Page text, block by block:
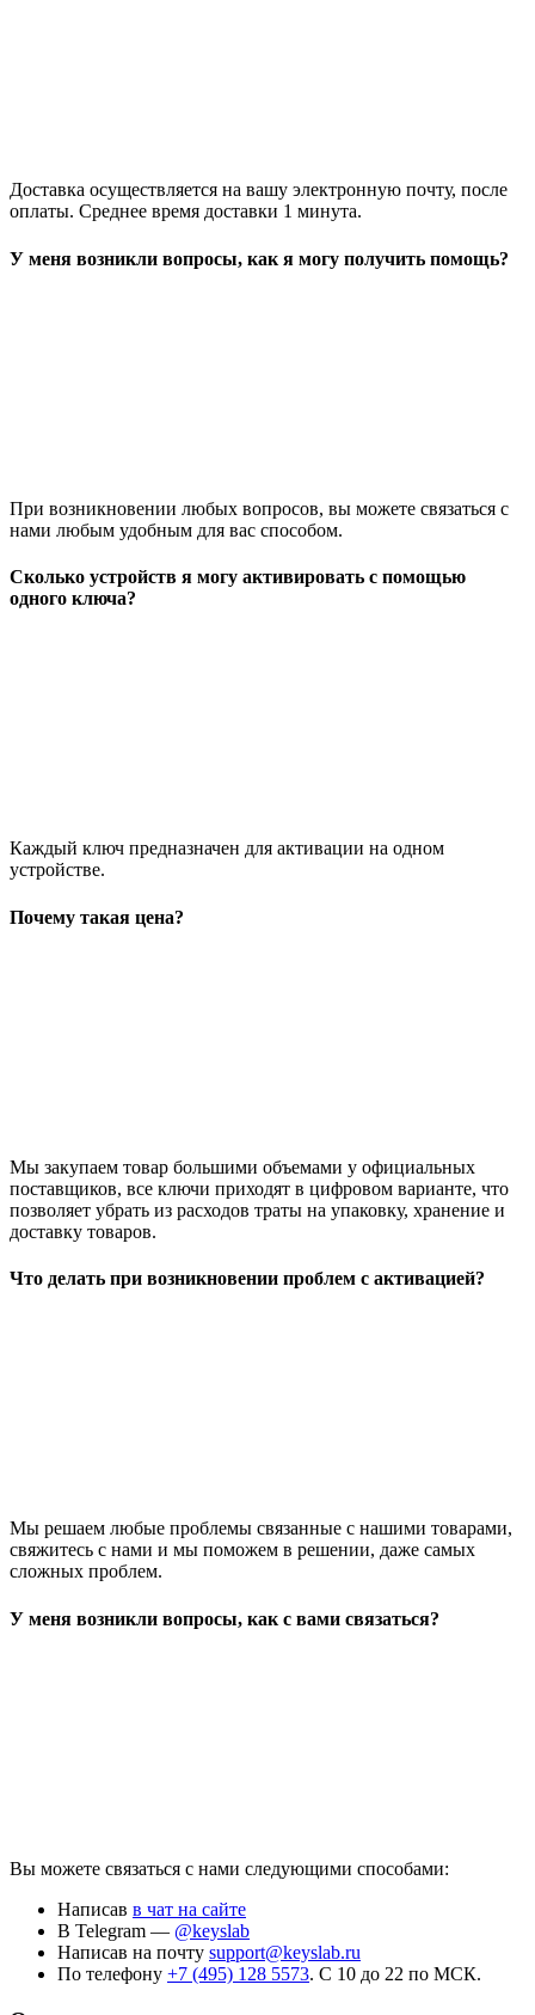
Доставка осуществляется на вашу электронную почту, после
оплаты. Среднее время доставки 1 минута.
У меня возникли вопросы, как я могу получить помощь?
При возникновении любых вопросов, вы можете связаться с
нами любым удобным для вас способом.
Сколько устройств я могу активировать с помощью
одного ключа?
Каждый ключ предназначен для активации на одном
устройстве.
Почему такая цена?
Мы закупаем товар большими объемами у официальных
поставщиков, все ключи приходят в цифровом варианте, что
позволяет убрать из расходов траты на упаковку, хранение и
доставку товаров.
Что делать при возникновении проблем с активацией?
Мы решаем любые проблемы связанные с нашими товарами,
свяжитесь с нами и мы поможем в решении, даже самых
сложных проблем.
У меня возникли вопросы, как с вами связаться?
Вы можете связаться с нами следующими способами:
Написав в чат на сайте
В Telegram — @keyslab
Написав на почту support@keyslab.ru
По телефону +7 (495) 128 5573. С 10 до 22 по МСК.